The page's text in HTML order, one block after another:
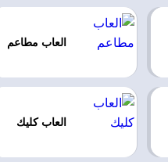
العاب مطاعم
العاب كليك